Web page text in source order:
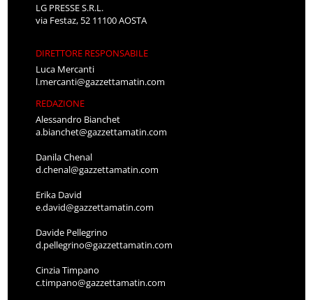
LG PRESSE S.R.L.
via Festaz, 52 11100 AOSTA
DIRETTORE RESPONSABILE
Luca Mercanti
l.mercanti@gazzettamatin.com
REDAZIONE
Alessandro Bianchet
a.bianchet@gazzettamatin.com
Danila Chenal
d.chenal@gazzettamatin.com
Erika David
e.david@gazzettamatin.com
Davide Pellegrino
d.pellegrino@gazzettamatin.com
Cinzia Timpano
c.timpano@gazzettamatin.com